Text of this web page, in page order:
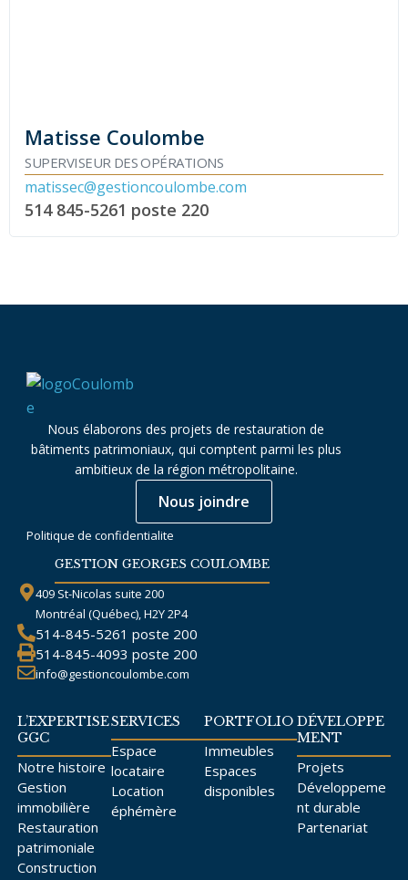
Matisse Coulombe
SUPERVISEUR DES OPÉRATIONS
matissec@gestioncoulombe.com
514 845-5261 poste 220
Nous élaborons des projets de restauration de
bâtiments patrimoniaux, qui comptent parmi les plus
ambitieux de la région métropolitaine.
Nous joindre
Politique de confidentialite
GESTION GEORGES COULOMBE
409 St-Nicolas suite 200
Montréal (Québec), H2Y 2P4
514-845-5261 poste 200
514-845-4093 poste 200
info@gestioncoulombe.com
L’EXPERTISE
GGC
Notre histoire
Gestion
immobilière
Restauration
patrimoniale
Construction
SERVICES
Espace
locataire
Location
éphémère
PORTFOLIO
Immeubles
Espaces
disponibles
DÉVELOPPE
MENT
Projets
Développeme
nt durable
Partenariat